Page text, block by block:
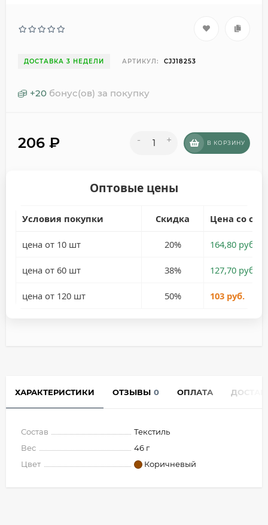
ДОСТАВКА 3 НЕДЕЛИ АРТИКУЛ: CJJ18253
+20 бонус(ов) за покупку
206 ₽ - + В КОРЗИНУ
Оптовые цены
Условия покупки Скидка Цена со
цена от 10 шт 20% 164,80 руб.
цена от 60 шт 38% 127,70 руб.
цена от 120 шт 50% 103 руб.
ХАРАКТЕРИСТИКИ ОТЗЫВЫ 0 ОПЛАТА
Состав
Текстиль
Вес
46 г
Цвет
Коричневый